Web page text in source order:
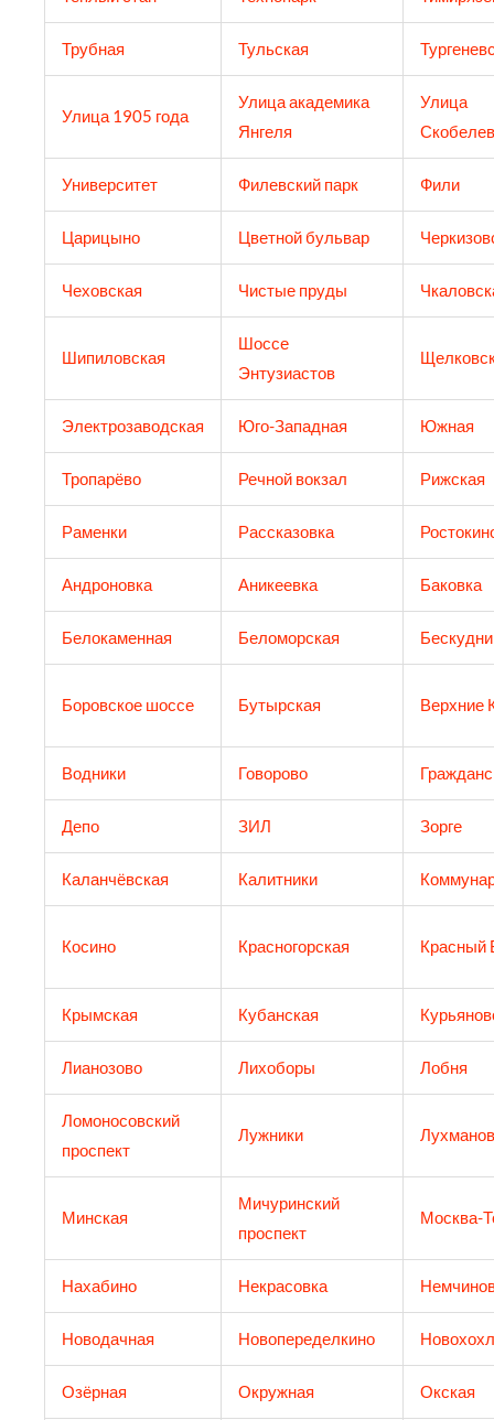
Трубная Тульская
Улица 1905 года
Улица академика
Янгеля
Улица
Университет Филевский парк Фили
Царицыно Цветной бульвар
Чеховская Чистые пруды
Шипиловская
Шоссе
Энтузиастов
Электрозаводская Юго-Западная Южная
Тропарёво Речной вокзал Рижская
Раменки Рассказовка
Андроновка Аникеевка Баковка
Белокаменная Беломорская
Боровское шоссе Бутырская Верхние
Водники Говорово
Депо ЗИЛ Зорге
Каланчёвская Калитники
Косино Красногорская Красный
Крымская Кубанская
Лианозово Лихоборы Лобня
Ломоносовский
проспект
Лужники
Минская
Мичуринский
проспект
Москва-
Нахабино Некрасовка
Новодачная Новопеределкино
Озёрная Окружная Окская